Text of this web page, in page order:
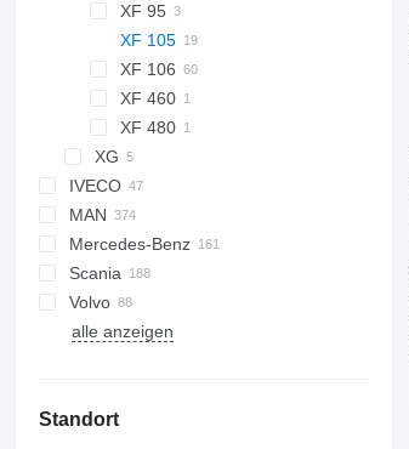
CF 85
CF 440 FT
CF 450
CF 460
LF 55
XF 95
XF 105
XF 106
XF 106 460
XF 106 510
XF 460
XF 480
XG
XG+
Cargo
F-MAX
IVECO
Daily
EuroCargo
EuroStar
Eurotech
Eurotrakker
T-Way
MAN
TGA
TGL
TGM
TGS
Mercedes-Benz
Actros
Antos
Arocs
D-series
Kerax
Magnum
Premium
Scania
G-series
P-series
Volvo
FH
FMX
alle anzeigen
Standort